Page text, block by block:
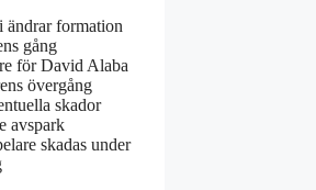
ändrar formation
gång
för David Alaba
övergång
skador
avspark
skadas under